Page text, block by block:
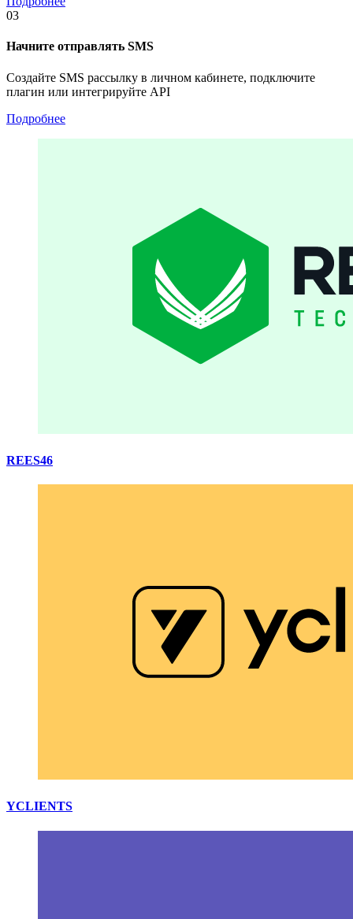
03
Начните отправлять SMS
Создайте SMS рассылку в личном кабинете, подключите
плагин или интегрируйте API
Подробнее
REES46
YCLIENTS